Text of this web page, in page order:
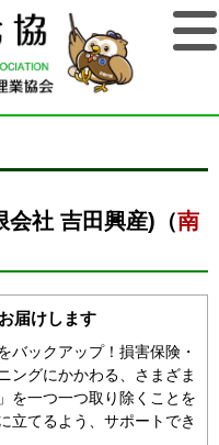
会社 吉田興産)（南
届けします
バックアップ！損害保険・
ングにかかわる、さまざま
を一つ一つ取り除くことを
立てるよう、サポートでき